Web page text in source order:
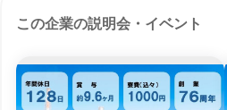
この企業の説明会・イベント